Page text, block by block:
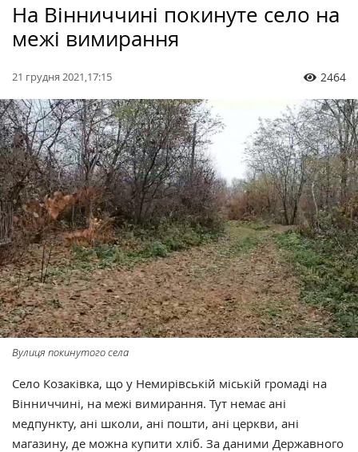
На Вінниччині покинуте село на
межі вимирання
21 грудня 2021,17:15 2464
Вулиця покинутого села
Село Козаківка, що у Немирівській міській громаді на
Вінниччині, на межі вимирання. Тут немає ані
медпункту, ані школи, ані пошти, ані церкви, ані
магазину, де можна купити хліб. За даними Державного